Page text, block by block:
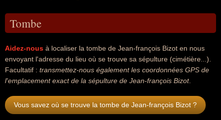
Tombe
Aidez-nous à localiser la tombe de Jean-françois Bizot en nous
envoyant l'adresse du lieu où se trouve sa sépulture (cimétière...).
Facultatif : transmettez-nous également les coordonnées GPS de
l'emplacement exact de la sépulture de Jean-françois Bizot.
Vous savez où se trouve la tombe de Jean-françois Bizot ?